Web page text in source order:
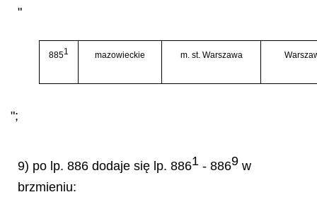
"
8851 mazowieckie m. st. Warszawa
";
9) po lp. 886 dodaje się lp. 8861 - 8869 w
brzmieniu: